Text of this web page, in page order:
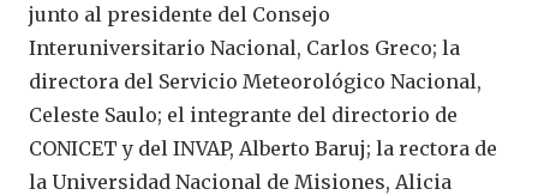
junto al presidente del Consejo
Interuniversitario Nacional, Carlos Greco; la
directora del Servicio Meteorológico Nacional,
Celeste Saulo; el integrante del directorio de
CONICET y del INVAP, Alberto Baruj; la rectora de
la Universidad Nacional de Misiones, Alicia